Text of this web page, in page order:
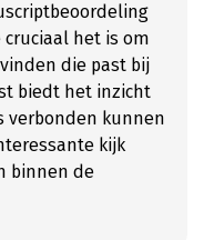
het is om
die past bij
biedt het inzicht
verbonden kunnen
kijk
binnen de